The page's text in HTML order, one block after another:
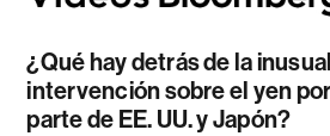
¿Qué hay detrás de la inusual
intervención sobre el yen por
parte de EE. UU. y Japón?